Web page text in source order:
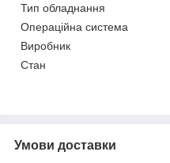
Тип обладнання
Операційна система
Виробник
Стан
Умови доставки